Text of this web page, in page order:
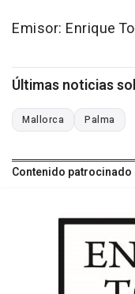
Emisor: Enrique
Últimas noticias
Mallorca Palma
Contenido patrocinado